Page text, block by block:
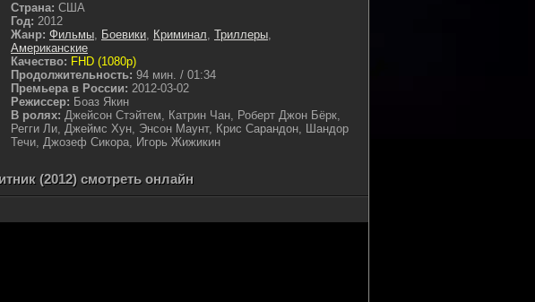
Страна: США
Год: 2012
Жанр: Фильмы, Боевики, Криминал, Триллеры,
Американские
Качество: FHD (1080p)
Продолжительность: 94 мин. / 01:34
Премьера в России: 2012-03-02
Режиссер: Боаз Якин
В ролях: Джейсон Стэйтем, Катрин Чан, Роберт Джон Бёрк,
Регги Ли, Джеймс Хун, Энсон Маунт, Крис Сарандон, Шандор
Течи, Джозеф Сикора, Игорь Жижикин
(2012) смотреть онлайн